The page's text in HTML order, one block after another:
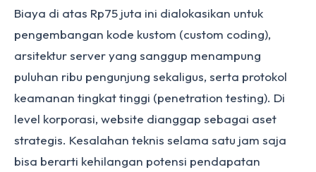
Biaya di atas Rp75 juta ini dialokasikan untuk
pengembangan kode kustom (custom coding),
arsitektur server yang sanggup menampung
puluhan ribu pengunjung sekaligus, serta protokol
keamanan tingkat tinggi (penetration testing). Di
level korporasi, website dianggap sebagai aset
strategis. Kesalahan teknis selama satu jam saja
bisa berarti kehilangan potensi pendapatan